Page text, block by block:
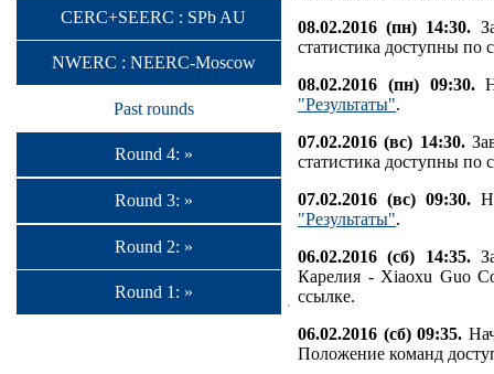
CERC+SEERC : SPb AU
NWERC : NEERC-Moscow
Past rounds
Round 4: »
Round 3: »
Round 2: »
Round 1: »
08.02.2016 (пн) 14:30.
статистика доступны по
08.02.2016 (пн) 09:30.
"Результаты".
07.02.2016 (вс) 14:30.
статистика доступны по
07.02.2016 (вс) 09:30.
"Результаты".
06.02.2016 (сб) 14:35.
Карелия - Xiaoxu Guo
ссылке.
06.02.2016 (сб) 09:35.
Положение команд